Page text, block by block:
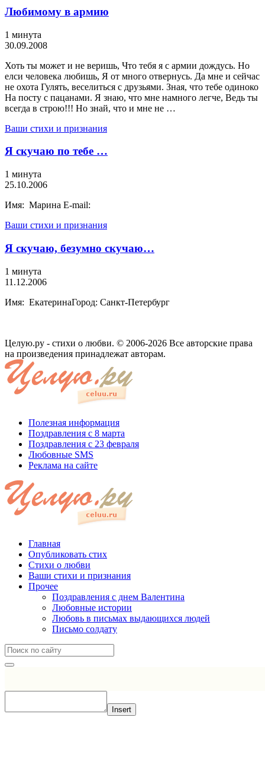
Любимому в армию
1 минута
30.09.2008
Хоть ты может и не веришь, Что тебя я с армии дождусь. Но
елси человека любишь, Я от много отвернусь. Да мне и сейчас
не охота Гулять, веселиться с друзьями. Зная, что тебе одиноко
На посту с пацанами. Я знаю, что мне намного легче, Ведь ты
всегда в строю!!! Но знай, что и мне не …
Ваши стихи и признания
Я скучаю по тебе …
1 минута
25.10.2006
Имя: Марина E-mail:
Ваши стихи и признания
Я скучаю, безумно скучаю…
1 минута
11.12.2006
Имя: ЕкатеринаГород: Санкт-Петербург
Целую.ру - стихи о любви. © 2006-2026 Все авторские права
на произведения принадлежат авторам.
Полезная информация
Поздравления с 8 марта
Поздравления с 23 февраля
Любовные SMS
Реклама на сайте
Главная
Опубликовать стих
Стихи о любви
Ваши стихи и признания
Прочее
Поздравления с днем Валентина
Любовные истории
Любовь в письмах выдающихся людей
Письмо солдату
Insert